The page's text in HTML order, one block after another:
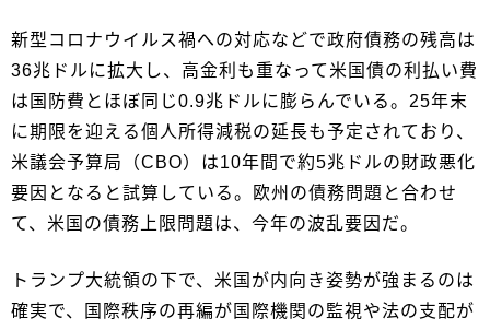
新型コロナウイルス禍への対応などで政府債務の残高は
36兆ドルに拡大し、高金利も重なって米国債の利払い費
は国防費とほぼ同じ0.9兆ドルに膨らんでいる。25年末
に期限を迎える個人所得減税の延長も予定されており、
米議会予算局（CBO）は10年間で約5兆ドルの財政悪化
要因となると試算している。欧州の債務問題と合わせ
て、米国の債務上限問題は、今年の波乱要因だ。
トランプ大統領の下で、米国が内向き姿勢が強まるのは
確実で、国際秩序の再編が国際機関の監視や法の支配が